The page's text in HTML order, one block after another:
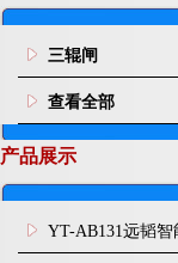
三辊闸
查看全部
产品展示
YT-AB131远韬智